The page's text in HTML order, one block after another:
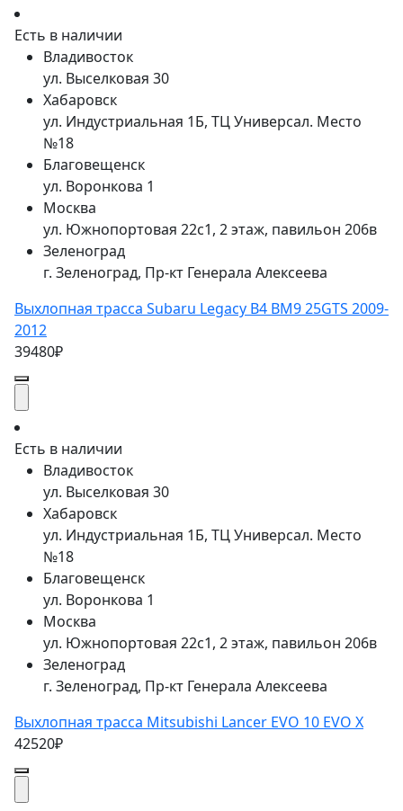
Есть в наличии
Владивосток
ул. Выселковая 30
Хабаровск
ул. Индустриальная 1Б, ТЦ Универсал. Место
№18
Благовещенск
ул. Воронкова 1
Москва
ул. Южнопортовая 22с1, 2 этаж, павильон 206в
Зеленоград
г. Зеленоград, Пр-кт Генерала Алексеева
Выхлопная трасса Subaru Legacy B4 BM9 25GTS 2009-
2012
39480₽
Есть в наличии
Владивосток
ул. Выселковая 30
Хабаровск
ул. Индустриальная 1Б, ТЦ Универсал. Место
№18
Благовещенск
ул. Воронкова 1
Москва
ул. Южнопортовая 22с1, 2 этаж, павильон 206в
Зеленоград
г. Зеленоград, Пр-кт Генерала Алексеева
Выхлопная трасса Mitsubishi Lancer EVO 10 EVO X
42520₽